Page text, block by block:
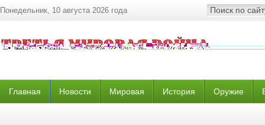
Понедельник, 10 августа 2026 года
Главная Новости Мировая История Оружие